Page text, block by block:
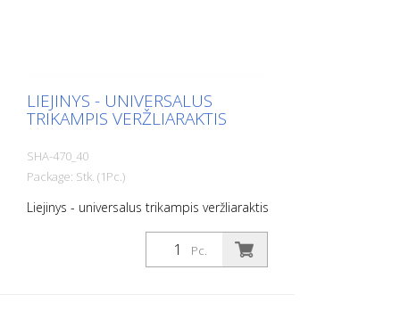
LIEJINYS - UNIVERSALUS
TRIKAMPIS VERŽLIARAKTIS
SHA-470_40
Package: Stk. (1Pc.)
Liejinys - universalus trikampis veržliaraktis
Pc.